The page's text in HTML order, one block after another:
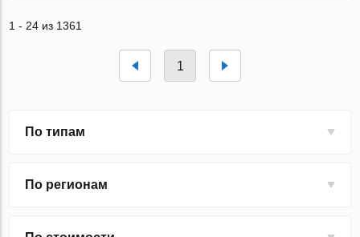
1 - 24 из 1361
1
По типам
По регионам